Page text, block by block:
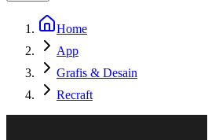
Home
App
Grafis & Desain
Recraft